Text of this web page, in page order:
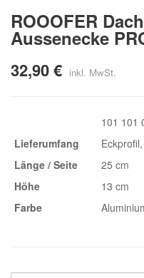
ROOOFER
Aussenecke
32,90 €
101 101
Lieferumfang
Länge / Seite
25 cm
Höhe
13 cm
Farbe